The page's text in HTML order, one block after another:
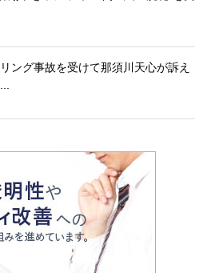
ング事故を受けて那須川天心が訴え